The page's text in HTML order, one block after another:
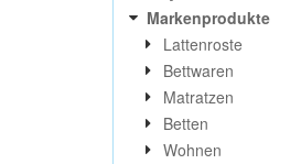
Markenprodukte
Lattenroste
Bettwaren
Matratzen
Betten
Wohnen